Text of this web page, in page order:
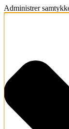
Administrer